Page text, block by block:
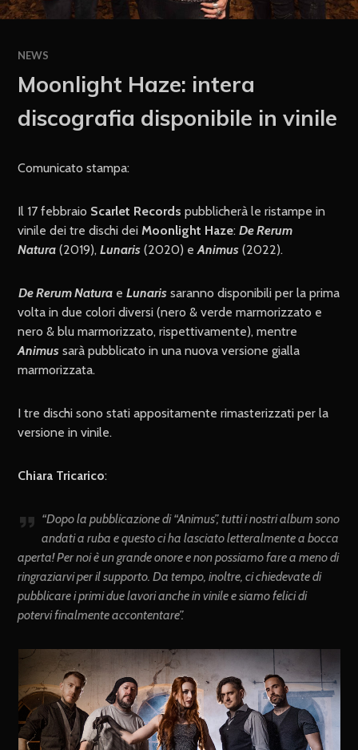
NEWS
Moonlight Haze: intera
discografia disponibile in vinile
Comunicato stampa:
Il 17 febbraio Scarlet Records pubblicherà le ristampe in
vinile dei tre dischi deiMoonlight Haze:De Rerum
Natura (2019),Lunaris (2020) eAnimus (2022).
De Rerum Natura eLunaris saranno disponibili per la prima
volta in due colori diversi (nero & verde marmorizzato e
nero & blu marmorizzato, rispettivamente), mentre
Animus sarà pubblicato in una nuova versione gialla
marmorizzata.
I tre dischi sono stati appositamente rimasterizzati per la
versione in vinile.
Chiara Tricarico:
“Dopo la pubblicazione di “Animus”, tutti i nostri album sono
andati a ruba e questo ci ha lasciato letteralmente a bocca
aperta! Per noi è un grande onore e non possiamo fare a meno di
ringraziarvi per il supporto. Da tempo, inoltre, ci chiedevate di
pubblicare i primi due lavori anche in vinile e siamo felici di
potervi finalmente accontentare”.